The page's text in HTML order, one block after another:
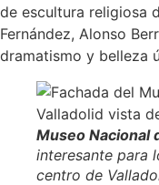
de escultura religiosa
Fernández, Alonso
dramatismo y belleza
Museo Nacional
interesante para
centro de